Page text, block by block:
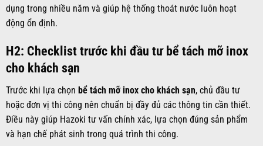
dụng trong nhiều năm và giúp hệ thống thoát nước luôn hoạt
động ổn định.
H2: Checklist trước khi đầu tư bể tách mỡ inox
cho khách sạn
Trước khi lựa chọn bể tách mỡ inox cho khách sạn, chủ đầu tư
hoặc đơn vị thi công nên chuẩn bị đầy đủ các thông tin cần thiết.
Điều này giúp Hazoki tư vấn chính xác, lựa chọn đúng sản phẩm
và hạn chế phát sinh trong quá trình thi công.